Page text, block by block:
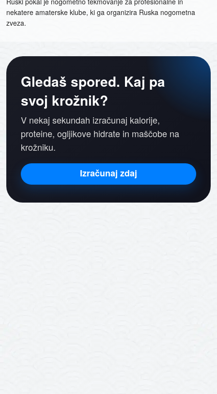
nekatere amaterske klube, ki ga organizira Ruska nogometna
zveza.
Gledaš spored. Kaj pa
svoj krožnik?
V nekaj sekundah izračunaj kalorije,
proteine, ogljikove hidrate in maščobe na
krožniku.
Izračunaj zdaj